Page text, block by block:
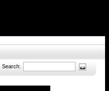
Search: